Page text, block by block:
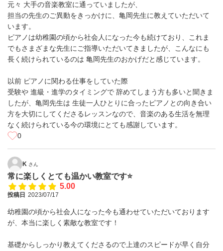
元々 大手の音楽教室に通っていましたが、
担当の先生のご異動をきっかけに、亀岡先生に教えていただいて
います。
ピアノは幼稚園の頃から社会人になった今も続けており、これま
でもさまざまな先生にご指導いただいてきましたが、こんなにも
長く続けられているのは 亀岡先生のおかげだと感じています。
以前 ピアノに関わる仕事をしていた際
受験や 進級・進学のタイミングで 辞めてしまう方も多いと聞きま
したが、亀岡先生は 生徒一人ひとりに合ったピアノとの向き合い
方を大切にしてくださるレッスンなので、音楽のある生活を無理
なく続けられている今の環境にとても感謝しています。
0
K さん
常に楽しくとても温かい教室です⭐️
5.00
投稿日 2023/07/17
幼稚園の頃から社会人になった今も通わせていただいております
が、本当に楽しく素敵な教室です！
基礎からしっかり教えてくださるので上達のスピードが早く自分